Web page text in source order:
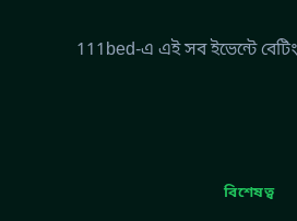
111bed-এ এই সব ইভেন্টে
বিশেষত্ব